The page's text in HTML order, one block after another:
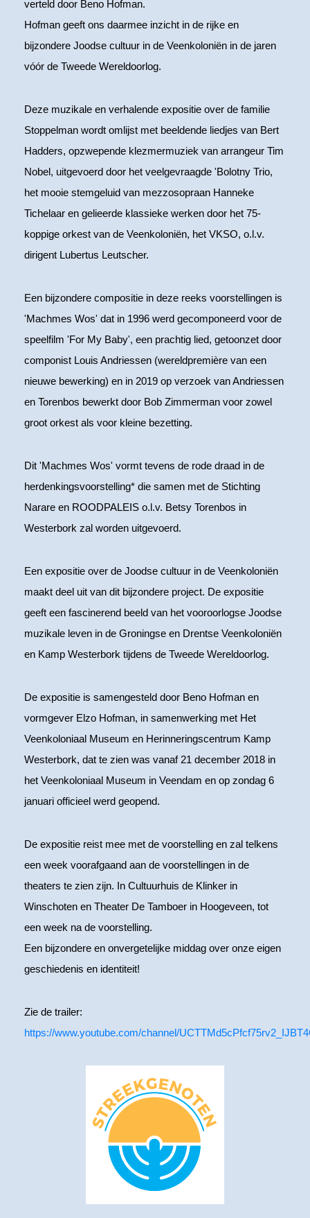
verteld door Beno Hofman.
Hofman geeft ons daarmee inzicht in de rijke en
bijzondere Joodse cultuur in de Veenkoloniën in de jaren
vóór de Tweede Wereldoorlog.
Deze muzikale en verhalende expositie over de familie
Stoppelman wordt omlijst met beeldende liedjes van Bert
Hadders, opzwepende klezmermuziek van arrangeur Tim
Nobel, uitgevoerd door het veelgevraagde 'Bolotny Trio,
het mooie stemgeluid van mezzosopraan Hanneke
Tichelaar en gelieerde klassieke werken door het 75-
koppige orkest van de Veenkoloniën, het VKSO, o.l.v.
dirigent Lubertus Leutscher.
Een bijzondere compositie in deze reeks voorstellingen is
'Machmes Wos' dat in 1996 werd gecomponeerd voor de
speelfilm 'For My Baby', een prachtig lied, getoonzet door
componist Louis Andriessen (wereldpremière van een
nieuwe bewerking) en in 2019 op verzoek van Andriessen
en Torenbos bewerkt door Bob Zimmerman voor zowel
groot orkest als voor kleine bezetting.
Dit 'Machmes Wos' vormt tevens de rode draad in de
herdenkingsvoorstelling* die samen met de Stichting
Narare en ROODPALEIS o.l.v. Betsy Torenbos in
Westerbork zal worden uitgevoerd.
Een expositie over de Joodse cultuur in de Veenkoloniën
maakt deel uit van dit bijzondere project. De expositie
geeft een fascinerend beeld van het vooroorlogse Joodse
muzikale leven in de Groningse en Drentse Veenkoloniën
en Kamp Westerbork tijdens de Tweede Wereldoorlog.
De expositie is samengesteld door Beno Hofman en
vormgever Elzo Hofman, in samenwerking met Het
Veenkoloniaal Museum en Herinneringscentrum Kamp
Westerbork, dat te zien was vanaf 21 december 2018 in
het Veenkoloniaal Museum in Veendam en op zondag 6
januari officieel werd geopend.
De expositie reist mee met de voorstelling en zal telkens
een week voorafgaand aan de voorstellingen in de
theaters te zien zijn. In Cultuurhuis de Klinker in
Winschoten en Theater De Tamboer in Hoogeveen, tot
een week na de voorstelling.
Een bijzondere en onvergetelijke middag over onze eigen
geschiedenis en identiteit!
Zie de trailer:
https://www.youtube.com/channel/